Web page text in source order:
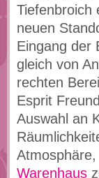
Tiefenbroich
neuen
Eingang der
gleich von
rechten
Esprit
Auswahl an
Warenhaus